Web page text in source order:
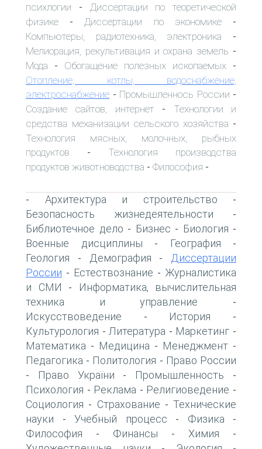
психлогии - Диссертации по теоретической
физике - Диссертации по экономике-
Компьютеры, радиотехника, электроника -
Мелиорация, рекультивация и охрана земель -
Мода - Обогащение полезных ископаемых -
Отопление, котлы, водоснабжение,
электроснабжение - Промышленнось России -
Создание сайтов, интернет - Технологии и
средства механизации сельского хозяйства -
Технология мясных, молочных, рыбных
продуктов - Технология производства
продуктов животноводства - Философия -
- Архитектура и строительство -
Безопасность жизнедеятельности -
Библиотечное дело - Бизнес - Биология -
Военные дисциплины - География -
Геология - Демография -
Диссертации
России - Естествознание - Журналистика
и СМИ -
Информатика, вычислительная
техника и управление -
Искусствоведение - История -
Культурология - Литература - Маркетинг -
Математика - Медицина - Менеджмент -
Педагогика - Политология - Право России
- Право України - Промышленность -
Психология - Реклама - Религиоведение -
Социология - Страхование - Технические
науки - Учебный процесс - Физика -
Философия - Финансы - Химия -